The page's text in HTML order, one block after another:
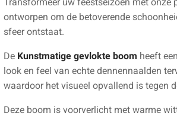
ontworpen om de betoverende
sfeer ontstaat.
De Kunstmatige gevlokte boom heeft
look en feel van echte dennennaalden
waardoor het visueel opvallend is tegen
Deze boom is voorverlicht met warme